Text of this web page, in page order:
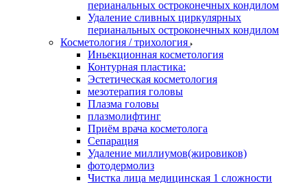
перианальных остроконечных кондилом
Удаление сливных циркулярных
перианальных остроконечных кондилом
Косметология / трихология
Иньекционная косметология
Контурная пластика:
Эстетическая косметология
мезотерапия головы
Плазма головы
плазмолифтинг
Приём врача косметолога
Сепарация
Удаление миллиумов(жировиков)
фотодермолиз
Чистка лица медицинская 1 сложности